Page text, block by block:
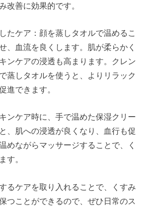
改善に効果的です。
たケア：顔を蒸しタオルで温めるこ
、血流を良くします。肌が柔らかく
ンケアの浸透も高まります。クレン
蒸しタオルを使うと、よりリラック
進できます。
キンケア時に、手で温めた保湿クリー
、肌への浸透が良くなり、血行も促
めながらマッサージすることで、く
す。
るケアを取り入れることで、くすみ
つことができるので、ぜひ日常のス